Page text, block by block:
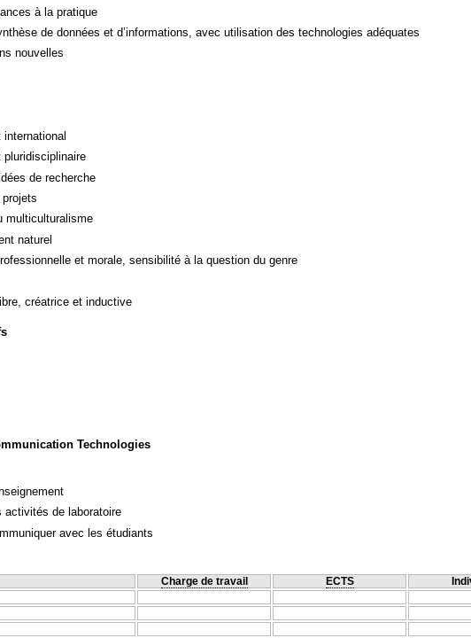
à la pratique
de données et d’informations, avec utilisation des technologies adéquates
nouvelles
pluridisciplinaire
de recherche
multiculturalisme
naturel
et morale, sensibilité à la question du genre
créatrice et inductive
Technologies
activités de laboratoire
avec les étudiants
Charge de travail ECTS